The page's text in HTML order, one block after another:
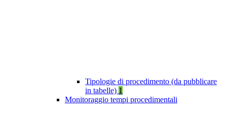
Tipologie di procedimento (da pubblicare
in tabelle) 1
Monitoraggio tempi procedimentali